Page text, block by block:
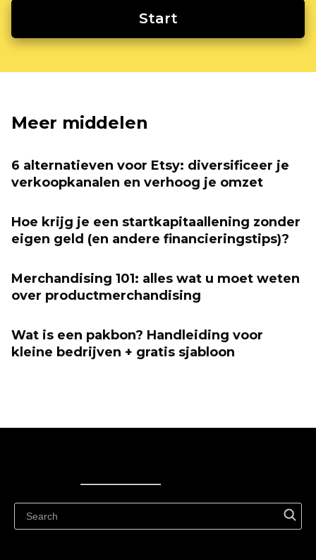
Start
Meer middelen
6 alternatieven voor Etsy: diversificeer je
verkoopkanalen en verhoog je omzet
Hoe krijg je een startkapitaallening zonder
eigen geld (en andere financieringstips)?
Merchandising 101: alles wat u moet weten
over productmerchandising
Wat is een pakbon? Handleiding voor
kleine bedrijven + gratis sjabloon